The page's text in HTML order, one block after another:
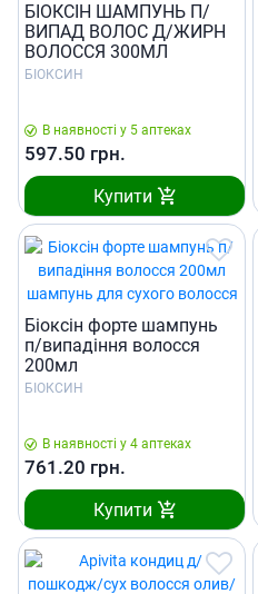
БIОКСIН ШАМПУНЬ П/
ВИПАД ВОЛОС Д/ЖИРН
ВОЛОССЯ 300МЛ
БІОКСИН
В наявності у 5 аптеках
597.50 грн.
Купити
Бiоксiн форте шампунь
п/випадіння волосся
200мл
БІОКСИН
В наявності у 4 аптеках
761.20 грн.
Купити